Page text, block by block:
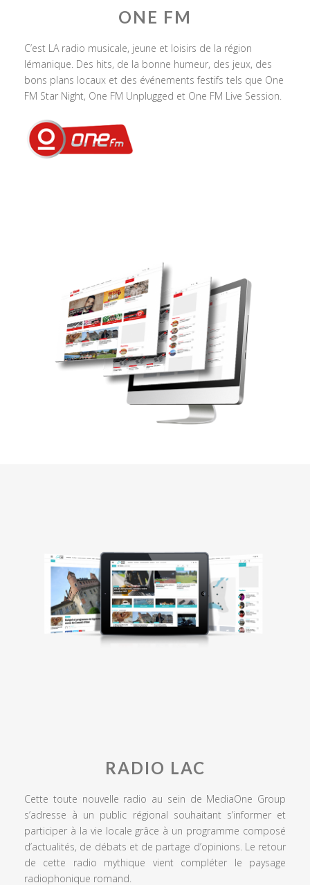
ONE FM
C’est LA radio musicale, jeune et loisirs de la région
lémanique. Des hits, de la bonne humeur, des jeux, des
bons plans locaux et des événements festifs tels que One
FM Star Night, One FM Unplugged et One FM Live Session.
RADIO LAC
Cette toute nouvelle radio au sein de MediaOne Group
s’adresse à un public régional souhaitant s’informer et
participer à la vie locale grâce à un programme composé
d’actualités, de débats et de partage d’opinions. Le retour
de cette radio mythique vient compléter le paysage
radiophonique romand.